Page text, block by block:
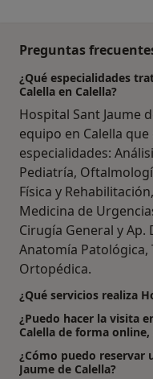
Preguntas
¿Qué especialidades
Calella en Calella?
Hospital Sant Jaume
equipo en Calella
especialidades:
Pediatría,
Física y
Medicina de
Cirugía General y
Anatomía
Ortopédica.
¿Qué servicios realiza
¿Puedo hacer la visita
Calella de forma
¿Cómo puedo reservar
Jaume de Calella?